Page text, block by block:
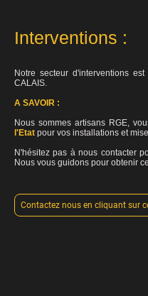
Interventions :
Notre secteur d'interventions
CALAIS.
A SAVOIR :
Nous sommes artisans RGE,
l'Etat pour vos installations et
N'hésitez pas à nous contacter
Nous vous guidons pour obtenir
Contactez nous en cliquant sur